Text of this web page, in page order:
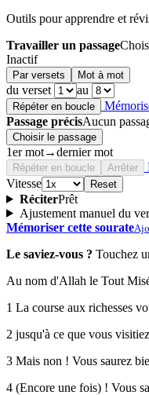
Outils pour apprendre et
Travailler un passage
Inactif
Par versets Mot à mot
du verset au
Répéter en boucle
Passage précisAucun
Choisir le passage
1er mot→dernier mot
Répéter en boucle Arrêter
Vitesse Reset
RéciterPrêt
Ajustement manuel du
Mémoriser cette sourate
Le saviez-vous ? Touchez
Au nom d'Allah le Tout
1 La course aux richesses
2 jusqu'à ce que vous
3 Mais non ! Vous saurez
4 (Encore une fois) ! Vous